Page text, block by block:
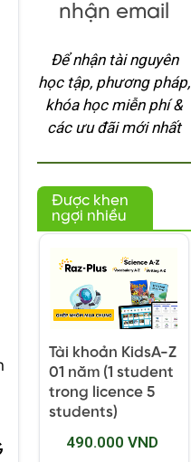
nhận email
Để nhận tài nguyên
học tập, phương pháp,
khóa học miễn phí &
các ưu đãi mới nhất
Được khen
ngợi nhiều
Tài khoản KidsA-Z
01 năm (1 student
trong licence 5
students)
490.000 VND